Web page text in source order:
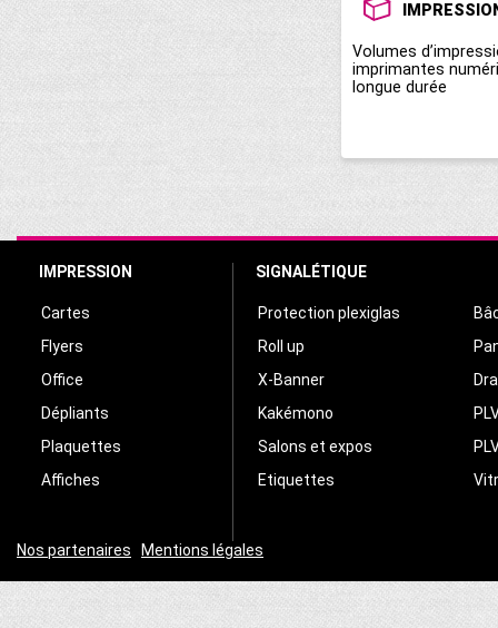
Volumes
imprimantes
longue durée
IMPRESSION
Cartes
Flyers
Office
Dépliants
Plaquettes
Affiches
SIGNALÉTIQUE
Protection plexiglas
Roll up
X-Banner
Kakémono
Salons et expos
Etiquettes
Nos partenaires Mentions légales